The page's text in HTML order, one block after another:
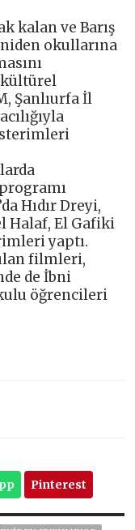
kalan ve Barış
okullarına
kültürel
Şanlıurfa İl
Hıdır Dreyi,
Halaf, El Gafiki
yaptı.
filmleri,
de İbni
öğrencileri
Pinterest